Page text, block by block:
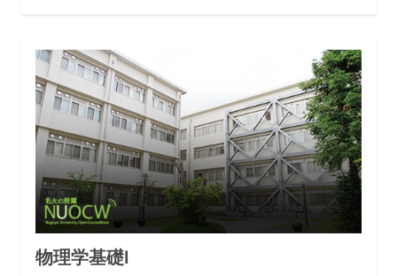
物理学基礎I